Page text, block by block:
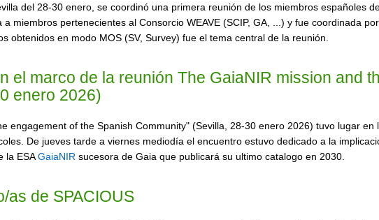
del 28-30 enero, se coordinó una primera reunión de los miembros españoles
miembros pertenecientes al Consorcio WEAVE (SCIP, GA, ...) y fue coordinada
obtenidos en modo MOS (SV, Survey) fue el tema central de la reunión.
el marco de la reunión The GaiaNIR mission and
enero 2026)
engagement of the Spanish Community" (Sevilla, 28-30 enero 2026) tuvo lugar en
De jueves tarde a viernes mediodía el encuentro estuvo dedicado a la
la ESAGaiaNIR sucesora de Gaia que publicará su ultimo catalogo en 2030.
as de SPACIOUS